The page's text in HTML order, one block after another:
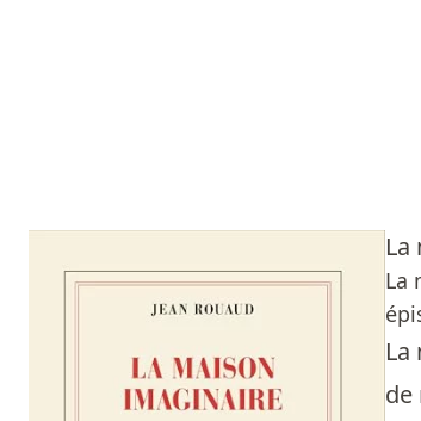
La
La
de
Sources
Livres